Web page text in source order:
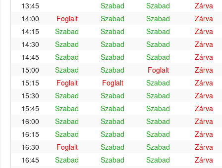
13:45
Szabad Szabad
Zárva
14:00
Foglalt Szabad Szabad
Zárva
14:15
Szabad Szabad Szabad
Zárva
14:30
Szabad Szabad Szabad
Zárva
14:45
Szabad Szabad Szabad
Zárva
15:00
Szabad Szabad Foglalt
Zárva
15:15
Foglalt Foglalt Szabad
Zárva
15:30
Szabad Szabad Szabad
Zárva
15:45
Szabad Szabad Szabad
Zárva
16:00
Szabad Szabad Szabad
Zárva
16:15
Szabad Szabad Szabad
Zárva
16:30
Foglalt Szabad Szabad
Zárva
16:45
Szabad Szabad Szabad
Zárva